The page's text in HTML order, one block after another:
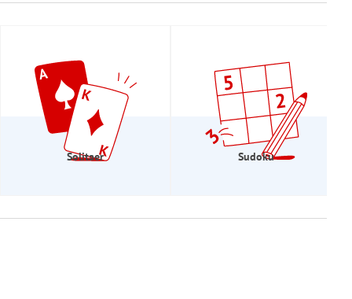
Solitaer Sudoku